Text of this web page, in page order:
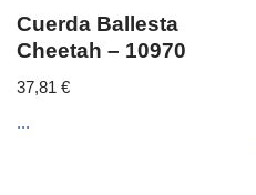
Cuerda Ballesta
Cheetah – 10970
37,81 €
...